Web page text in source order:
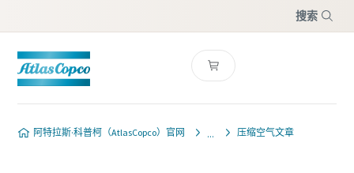
搜索
阿特拉斯·科普柯（AtlasCopco）官网 压缩空气文章